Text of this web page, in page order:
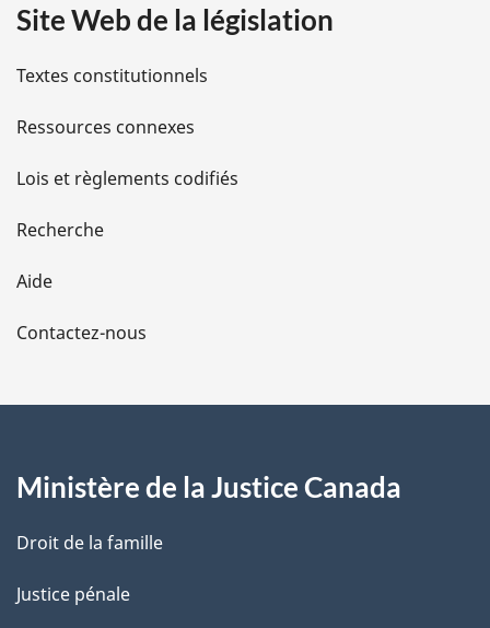
i
l
s
d
e
l
a
e
Site Web de la législation
Textes constitutionnels
Ressources connexes
Lois et règlements codifiés
Recherche
Aide
Contactez-nous
Ministère de la Justice Canada
Droit de la famille
Justice pénale